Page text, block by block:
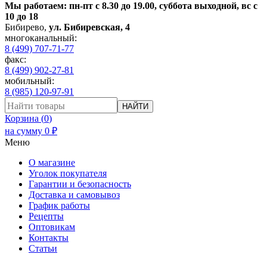
Мы работаем: пн-пт с 8.30 до 19.00, суббота выходной, вс с
10 до 18
Бибирево, ул. Бибиревская, 4
многоканальный:
8 (499) 707-71-77
факс:
8 (499) 902-27-81
мобильный:
8 (985) 120-97-91
НАЙТИ
Корзина (0)
на сумму 0 ₽
Меню
О магазине
Уголок покупателя
Гарантии и безопасность
Доставка и самовывоз
График работы
Рецепты
Оптовикам
Контакты
Статьи